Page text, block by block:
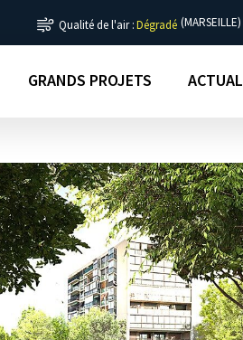
Qualité de l'air :Dégradé (MARSEILLE)
GRANDS PROJETS